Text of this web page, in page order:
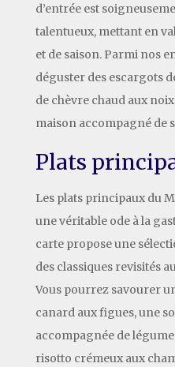
d’entrée est
talentueux, mettant en
et de saison. Parmi nos
déguster des escargots
de chèvre chaud aux
maison accompagné de
Plats
Les plats principaux du
une véritable ode à la
carte propose une
des classiques revisités
Vous pourrez savourer
canard aux figues, une
accompagnée de
risotto crémeux aux